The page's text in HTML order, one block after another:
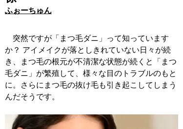
ふぉーちゅん
突然ですが「まつ毛ダニ」って知っています
か？ アイメイクが落としきれていない日々が続
き、まつ毛の根元が不清潔な状態が続くと「まつ
毛ダニ」が繁殖して、様々な目のトラブルのもと
に。さらにまつ毛の抜け毛も引き起こしてしまう
んだそうです。